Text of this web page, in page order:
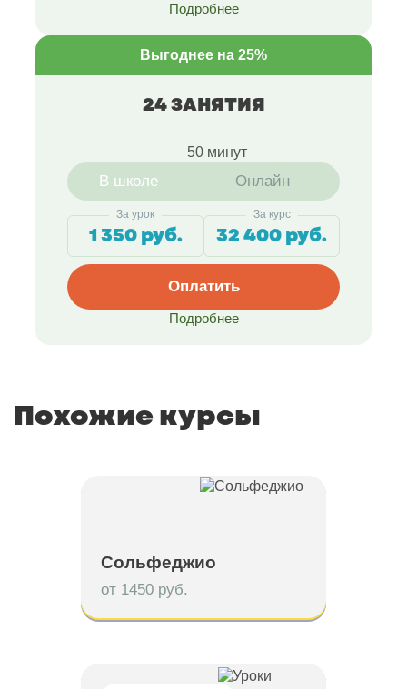
Подробнее
Выгоднее на 25%
24 ЗАНЯТИЯ
50 минут
В школе Онлайн
За урок
1 350 руб.
За курс
32 400 руб.
Оплатить
Подробнее
Похожие курсы
Сольфеджио
от 1450 руб.